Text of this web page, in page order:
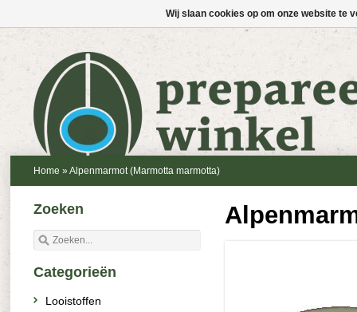
Home » Alpenmarmot (Marmotta marmotta)
Zoeken
Categorieën
Looistoffen
Wij slaan cookies op om onze website te